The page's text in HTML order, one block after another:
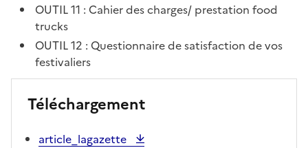
OUTIL 11 : Cahier des charges/ prestation food
trucks
OUTIL 12 : Questionnaire de satisfaction de vos
festivaliers
Téléchargement
article_lagazette